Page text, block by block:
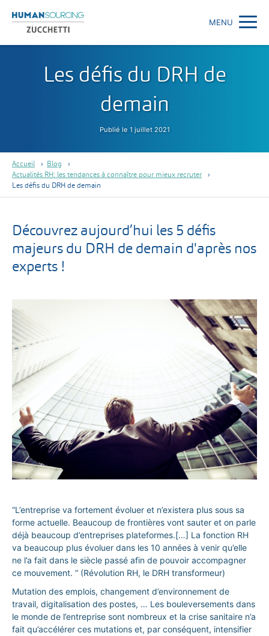
MENU
Les défis du DRH de
demain
Publié le 1 juillet 2021
Accueil
Blog
Actualités RH: les tendances à connaître pour mieux recruter
Les défis du DRH de demain
Découvrez aujourd’hui les 5 défis
majeurs du DRH de demain d'après nos
experts !
“L’entreprise va fortement évoluer et n’existera plus sous sa
forme actuelle. Beaucoup de frontières vont sauter et on parle
déjà beaucoup d’entreprises plateformes.[…] La fonction RH
va beaucoup plus évoluer dans les 10 années à venir qu’elle
ne l’a fait dans le siècle passé afin de pouvoir accompagner
ce mouvement. “ (Révolution RH, le DRH transformeur)
Mutation des emplois, changement d’environnement de
travail, digitalisation des postes, … Les bouleversements dans
le monde de l’entreprise sont nombreux et la crise sanitaire n’a
fait qu’accélérer ces mutations et, par conséquent, intensifier